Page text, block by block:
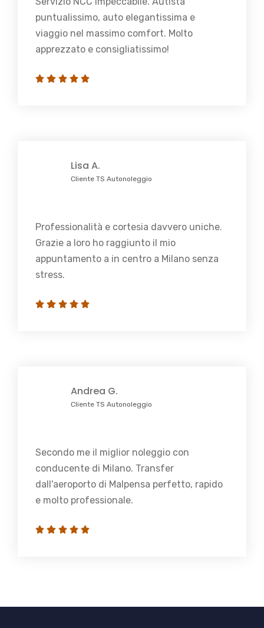
puntualissimo, auto elegantissima e
viaggio nel massimo comfort. Molto
apprezzato e consigliatissimo!
Lisa A.
Cliente TS Autonoleggio
Professionalità e cortesia davvero uniche.
Grazie a loro ho raggiunto il mio
appuntamento a in centro a Milano senza
stress.
Andrea G.
Cliente TS Autonoleggio
Secondo me il miglior noleggio con
conducente di Milano. Transfer
dall'aeroporto di Malpensa perfetto, rapido
e molto professionale.